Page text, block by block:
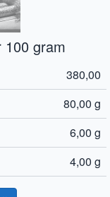
gram
380,00
80,00 g
6,00 g
4,00 g